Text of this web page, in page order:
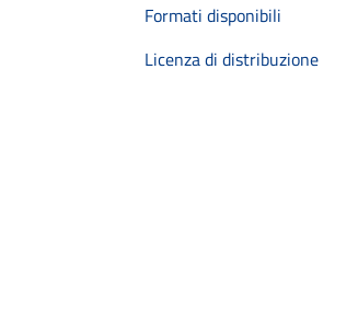
Formati disponibili
Licenza di distribuzione